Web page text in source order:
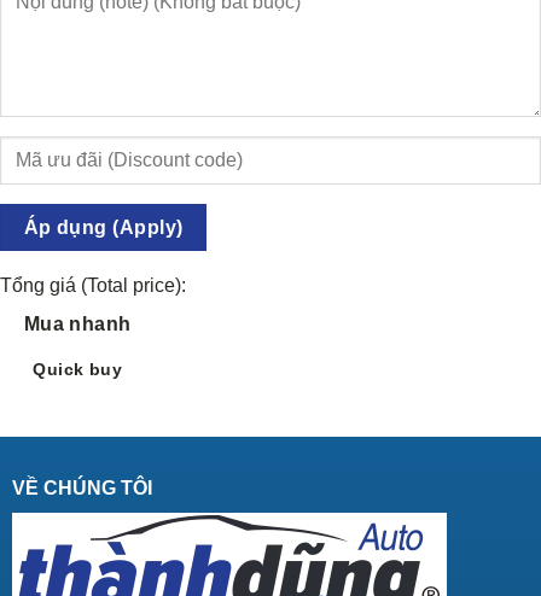
Áp dụng (Apply)
Tổng giá (Total price):
Mua nhanh
Quick buy
VỀ CHÚNG TÔI